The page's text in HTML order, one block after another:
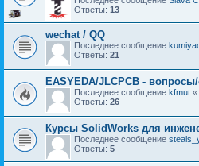
Ответы: 13
wechat / QQ
Последнее сообщение
Ответы: 21
EASYEDA/JLCPCB -
Последнее сообщение kfmut «
Ответы: 26
Курсы SolidWorks для
Последнее сообщение
Ответы: 5